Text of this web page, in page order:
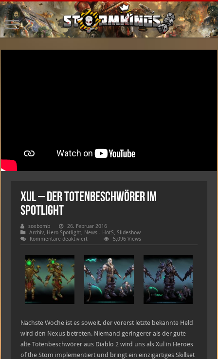
Xul – Der Totenbeschwörer im
Spotlight
soxbomb
26. Februar 2016
Archiv, Hero Spotlight, News - HotS,Slideshow
Kommentare deaktiviertfür
Xul
Der
Totenbeschwörer
im
Spotlight
5,096 Views
Nächste Woche ist es soweit, der vorerst letzte bekannte Held
wird den Nexus betreten. Niemand geringerer als der gute
alte Totenbeschwörer aus Diablo 2 wird uns als Xul in Heroes
of the Stom implementiert und bringt ein einzigartiges Skillset